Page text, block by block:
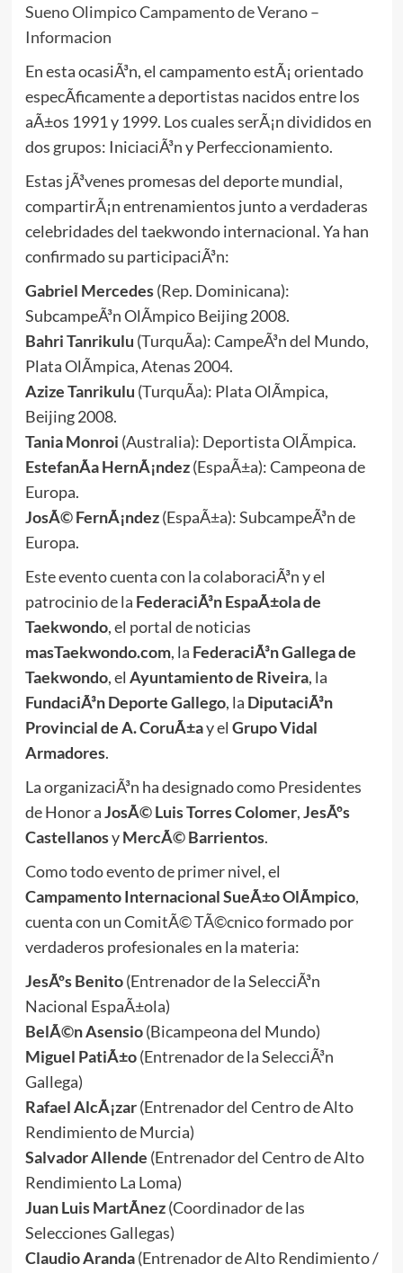
Sueno Olimpico Campamento de Verano –
Informacion
En esta ocasiÃ³n, el campamento estÃ¡ orientado
especÃ­ficamente a deportistas nacidos entre los
aÃ±os 1991 y 1999. Los cuales serÃ¡n divididos en
dos grupos: IniciaciÃ³n y Perfeccionamiento.
Estas jÃ³venes promesas del deporte mundial,
compartirÃ¡n entrenamientos junto a verdaderas
celebridades del taekwondo internacional. Ya han
confirmado su participaciÃ³n:
Gabriel Mercedes(Rep. Dominicana):
SubcampeÃ³n OlÃ­mpico Beijing 2008.
Bahri Tanrikulu (TurquÃ­a): CampeÃ³n del Mundo,
Plata OlÃ­mpica, Atenas 2004.
Azize Tanrikulu (TurquÃ­a): Plata OlÃ­mpica,
Beijing 2008.
Tania Monroi (Australia): Deportista OlÃ­mpica.
EstefanÃ­a HernÃ¡ndez(EspaÃ±a): Campeona de
Europa.
JosÃ© FernÃ¡ndez(EspaÃ±a): SubcampeÃ³n de
Europa.
Este evento cuenta con la colaboraciÃ³n y el
patrocinio de la FederaciÃ³n EspaÃ±ola de
Taekwondo, el portal de noticias
masTaekwondo.com, la FederaciÃ³n Gallega de
Taekwondo, el Ayuntamiento de Riveira, la
FundaciÃ³n Deporte Gallego, la DiputaciÃ³n
Provincial de A. CoruÃ±ay el Grupo Vidal
Armadores.
La organizaciÃ³n ha designado como Presidentes
de Honor aJosÃ© Luis Torres Colomer,JesÃºs
CastellanosyMercÃ© Barrientos.
Como todo evento de primer nivel, el
Campamento Internacional SueÃ±o OlÃ­mpico,
cuenta con un ComitÃ© TÃ©cnico formado por
verdaderos profesionales en la materia:
JesÃºs Benito(Entrenador de la SelecciÃ³n
Nacional EspaÃ±ola)
BelÃ©n Asensio(Bicampeona del Mundo)
Miguel PatiÃ±o(Entrenador de la SelecciÃ³n
Gallega)
Rafael AlcÃ¡zar(Entrenador del Centro de Alto
Rendimiento de Murcia)
Salvador Allende (Entrenador del Centro de Alto
Rendimiento La Loma)
Juan Luis MartÃ­nez(Coordinador de las
Selecciones Gallegas)
Claudio Aranda(Entrenador de Alto Rendimiento /